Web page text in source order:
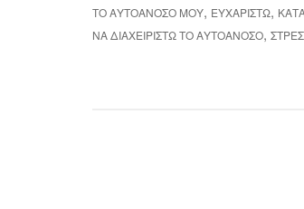
ΤΟ ΑΥΤΟΆΝΟΣΟ ΜΟΥ, ΕΥΧΑΡΙΣΤΏ,
ΝΑ ΔΙΑΧΕΙΡΙΣΤΏ ΤΟ ΑΥΤΟΆΝΟΣΟ, ΣΤΡΕΣ